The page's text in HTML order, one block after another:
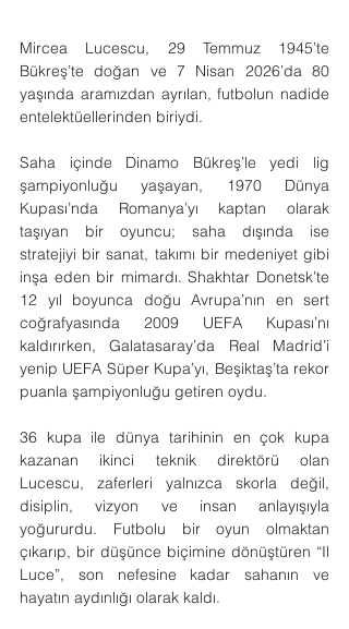
Mircea Lucescu, 29 Temmuz 1945’te
Bükreş’te doğan ve 7 Nisan 2026’da 80
yaşında aramızdan ayrılan, futbolun nadide
entelektüellerinden biriydi.
Saha içinde Dinamo Bükreş’le yedi lig
şampiyonluğu yaşayan, 1970 Dünya
Kupası’nda Romanya’yı kaptan olarak
taşıyan bir oyuncu; saha dışında ise
stratejiyi bir sanat, takımı bir medeniyet gibi
inşa eden bir mimardı. Shakhtar Donetsk’te
12 yıl boyunca doğu Avrupa’nın en sert
coğrafyasında 2009 UEFA Kupası’nı
kaldırırken, Galatasaray’da Real Madrid’i
yenip UEFA Süper Kupa’yı, Beşiktaş’ta rekor
puanla şampiyonluğu getiren oydu.
36 kupa ile dünya tarihinin en çok kupa
kazanan ikinci teknik direktörü olan
Lucescu, zaferleri yalnızca skorla değil,
disiplin, vizyon ve insan anlayışıyla
yoğururdu. Futbolu bir oyun olmaktan
çıkarıp, bir düşünce biçimine dönüştüren “Il
Luce”, son nefesine kadar sahanın ve
hayatın aydınlığı olarak kaldı.